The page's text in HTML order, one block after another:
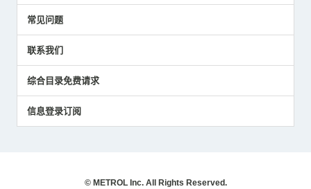
中小企业BCP地震对策
传感器技术指南
社长博客
常见问题
联系我们
综合目录免费请求
信息登录订阅
© METROL Inc. All Rights Reserved.